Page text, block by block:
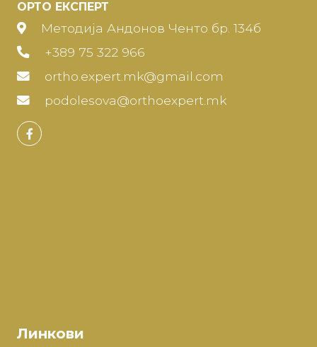
ОРТО ЕКСПЕРТ
Методија Андонов Ченто бр. 134б
+389 75 322 966
ortho.expert.mk@gmail.com
podolesova@orthoexpert.mk
Линкови